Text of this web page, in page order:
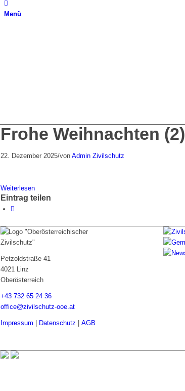
Menü
Frohe Weihnachten (2)
22. Dezember 2025/von Admin Zivilschutz
Weiterlesen
Eintrag teilen
Petzoldstraße 41
4021 Linz
Oberösterreich
+43 732 65 24 36
office@zivilschutz-ooe.at
Impressum Datenschutz AGB